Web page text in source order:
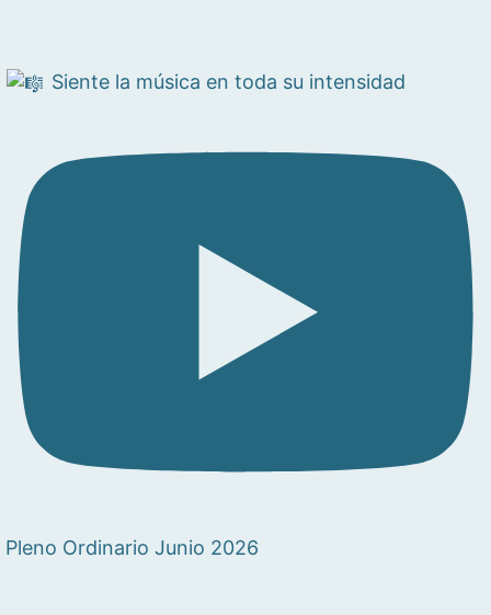
Siente la música en toda su intensidad
Pleno Ordinario Junio 2026